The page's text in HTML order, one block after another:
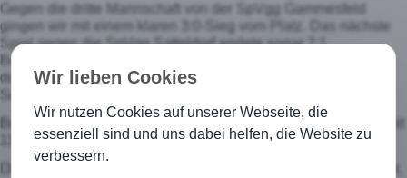
Gegen die dritte Mannschaft von der SpVgg Gammesfeld
gingen wir mit einem klaren 3:0-Sieg vom Platz. Das nächste
Spiel gegen die SpVgg Satteldorf endete sogar 7:1.
Bemerkenswert waren die schön herausgespielten Tore, mit
dominierendem Passspiel nach vorne und klugen
Seitenwechseln.
Beim vierten und letzten Spiel schlug man TSV Goldbach 2 mit
Die TSG 1 absolvierte ihre vier Spiele mit Fabian, Felix, Arthur,
Wir lieben Cookies
Wir nutzen Cookies auf unserer Webseite, die
essenziell sind und uns dabei helfen, die Website zu
verbessern.